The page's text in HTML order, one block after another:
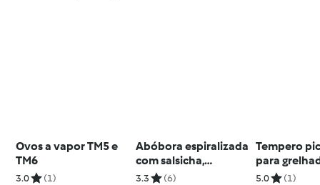
Ovos a vapor TM5 e
TM6
3.0 (1)
Abóbora espiralizada
com salsicha,
gorgonzola e noz -
3.3 (6)
Tempero
para
5.0 (1)